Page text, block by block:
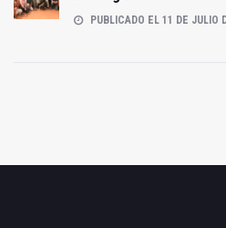
PUBLICADO EL 11 DE JULIO